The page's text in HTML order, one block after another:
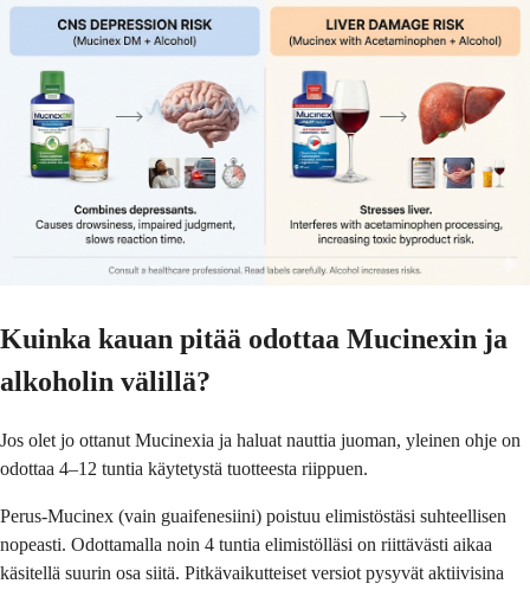
Kuinka kauan pitää odottaa Mucinexin ja
alkoholin välillä?
Jos olet jo ottanut Mucinexia ja haluat nauttia juoman, yleinen ohje on
odottaa 4–12 tuntia käytetystä tuotteesta riippuen.
Perus-Mucinex (vain guaifenesiini) poistuu elimistöstäsi suhteellisen
nopeasti. Odottamalla noin 4 tuntia elimistölläsi on riittävästi aikaa
käsitellä suurin osa siitä. Pitkävaikutteiset versiot pysyvät aktiivisina